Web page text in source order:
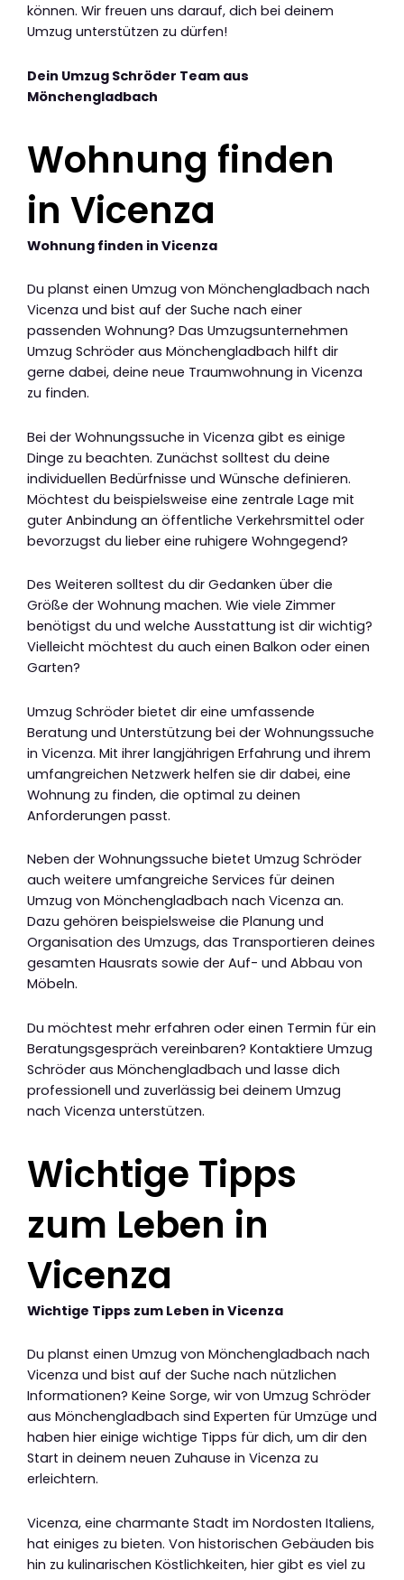
können. Wir freuen uns darauf, dich bei deinem
Umzug unterstützen zu dürfen!
Dein Umzug Schröder Team aus
Mönchengladbach
Wohnung finden
in Vicenza
Wohnung finden in Vicenza
Du planst einen Umzug von Mönchengladbach nach
Vicenza und bist auf der Suche nach einer
passenden Wohnung? Das Umzugsunternehmen
Umzug Schröder aus Mönchengladbach hilft dir
gerne dabei, deine neue Traumwohnung in Vicenza
zu finden.
Bei der Wohnungssuche in Vicenza gibt es einige
Dinge zu beachten. Zunächst solltest du deine
individuellen Bedürfnisse und Wünsche definieren.
Möchtest du beispielsweise eine zentrale Lage mit
guter Anbindung an öffentliche Verkehrsmittel oder
bevorzugst du lieber eine ruhigere Wohngegend?
Des Weiteren solltest du dir Gedanken über die
Größe der Wohnung machen. Wie viele Zimmer
benötigst du und welche Ausstattung ist dir wichtig?
Vielleicht möchtest du auch einen Balkon oder einen
Garten?
Umzug Schröder bietet dir eine umfassende
Beratung und Unterstützung bei der Wohnungssuche
in Vicenza. Mit ihrer langjährigen Erfahrung und ihrem
umfangreichen Netzwerk helfen sie dir dabei, eine
Wohnung zu finden, die optimal zu deinen
Anforderungen passt.
Neben der Wohnungssuche bietet Umzug Schröder
auch weitere umfangreiche Services für deinen
Umzug von Mönchengladbach nach Vicenza an.
Dazu gehören beispielsweise die Planung und
Organisation des Umzugs, das Transportieren deines
gesamten Hausrats sowie der Auf- und Abbau von
Möbeln.
Du möchtest mehr erfahren oder einen Termin für ein
Beratungsgespräch vereinbaren? Kontaktiere Umzug
Schröder aus Mönchengladbach und lasse dich
professionell und zuverlässig bei deinem Umzug
nach Vicenza unterstützen.
Wichtige Tipps
zum Leben in
Vicenza
Wichtige Tipps zum Leben in Vicenza
Du planst einen Umzug von Mönchengladbach nach
Vicenza und bist auf der Suche nach nützlichen
Informationen? Keine Sorge, wir von Umzug Schröder
aus Mönchengladbach sind Experten für Umzüge und
haben hier einige wichtige Tipps für dich, um dir den
Start in deinem neuen Zuhause in Vicenza zu
erleichtern.
Vicenza, eine charmante Stadt im Nordosten Italiens,
hat einiges zu bieten. Von historischen Gebäuden bis
hin zu kulinarischen Köstlichkeiten, hier gibt es viel zu